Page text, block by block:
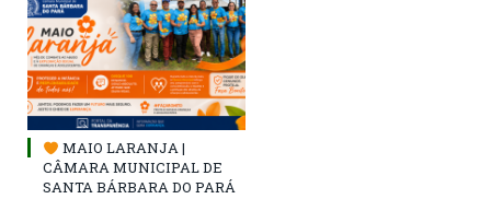
MAIO LARANJA |
CÂMARA MUNICIPAL DE
SANTA BÁRBARA DO PARÁ